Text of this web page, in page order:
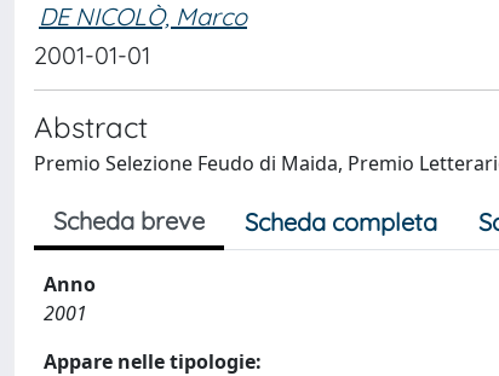
DE NICOLÒ, Marco
2001-01-01
Abstract
Premio Selezione Feudo di Maida, Premio
Scheda breve Scheda completa
Anno
2001
Appare nelle tipologie: